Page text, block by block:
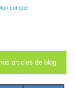
compte
articles de blog